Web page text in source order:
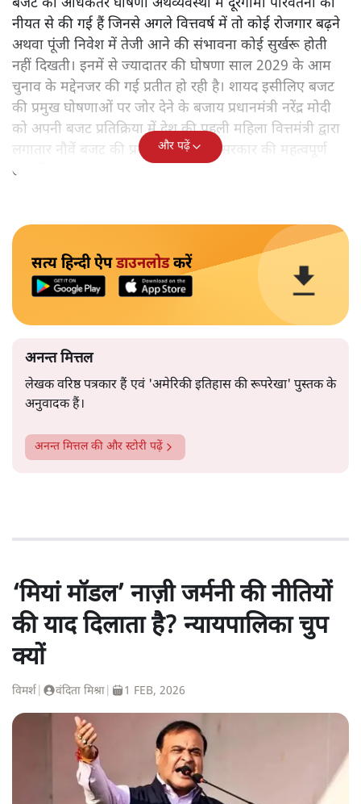
बजट की अधिकतर घोषणा अर्थव्यवस्था में दूरगामी परिवर्तनों की
नीयत से की गई हैं जिनसे अगले वित्तवर्ष में तो कोई रोजगार बढ़ने
अथवा पूंजी निवेश में तेजी आने की संभावना कोई सुर्खरू होती
नहीं दिखती। इनमें से ज्यादातर की घोषणा साल 2029 के आम
चुनाव के मद्देनजर की गई प्रतीत हो रही है। शायद इसीलिए बजट
की प्रमुख घोषणाओं पर जोर देने के बजाय प्रधानमंत्री नरेंद्र मोदी
को अपनी बजट प्रतिक्रिया में देश की पहली महिला वित्तमंत्री द्वारा
लगातार नौवें बजट की प्रस्तुति को अपनी सरकार की महत्वपूर्ण
उपलब्धि बताने पर मजबूर होना पड़ा।
और पढ़ें
सत्य हिन्दी ऐपडाउनलोडकरें
अनन्त मित्तल
लेखक वरिष्ठ पत्रकार हैं एवं 'अमेरिकी इतिहास की रूपरेखा' पुस्तक के
अनुवादक हैं।
अनन्त मित्तलकी और स्टोरी पढ़ें
‘मियां मॉडल’ नाज़ी जर्मनी की नीतियों
की याद दिलाता है? न्यायपालिका चुप
क्यों
विमर्श वंदिता मिश्रा 1 FEB, 2026